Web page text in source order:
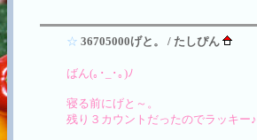
☆ 36705000げと。 / たしぴん
ばん(｡･_･｡)ﾉ
寝る前にげと～。
残り３カウントだったのでラッキー♪